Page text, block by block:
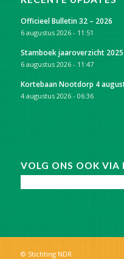
Officieel Bulletin 32 – 2026
6 augustus 2026 - 11:51
Stamboek jaaroverzicht
6 augustus 2026 - 11:47
Kortebaan Nootdorp 4
4 augustus 2026 - 06:36
VOLG ONS OOK VIA
© Stichting NDR